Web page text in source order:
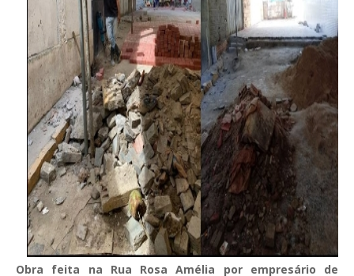
Obra feita na Rua Rosa Amélia por empresário de